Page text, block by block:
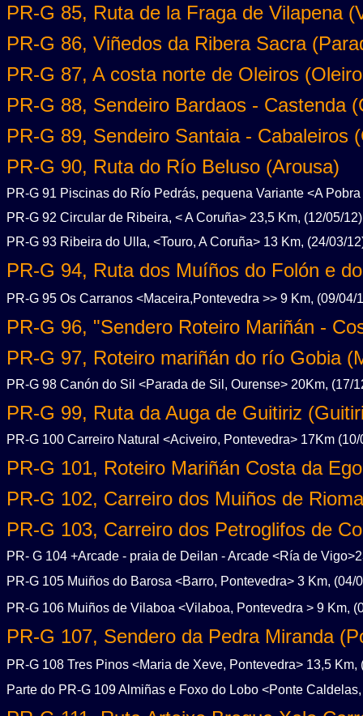
PR-G 85, Ruta de la Fraga de Vilapena
PR-G 86, Viñedos da Ribera Sacra
PR-G 87, A costa norte de Oleiros
PR-G 88, Sendeiro Bardaos - Castenda
PR-G 89, Sendeiro Santaia - Cabaleiros
PR-G 90, Ruta do Río Beluso (Arousa)
PR-G 91 Piscinas do Río Pedrás, pequena Variante <A
PR-G 92 Circular de Ribeira, < A Coruña> 23,5 Km, (12/05/
PR-G 93 Ribeira do Ulla, <Touro, A Coruña> 13 Km, (24/03/
PR-G 94, Ruta dos Muíños do Folón e
PR-G 95 Os Carranos <Maceira,Pontevedra >> 9 Km, (09/04/
PR-G 96, "Sendero Roteiro Mariñán -
PR-G 97, Roteiro mariñán do río Gobia
PR-G 98 Canón do Sil <Parada de Sil, Ourense> 20Km, (17/
PR-G 99, Ruta da Auga de Guitiriz
PR-G 100 Carreiro Natural <Aciveiro, Pontevedra> 17Km (10/
PR-G 101, Roteiro Mariñán Costa da
PR-G 102, Carreiro dos Muiños de
PR-G 103, Carreiro dos Petroglifos de
PR- G 104 +Arcade - praia de Deilan - Arcade <Ría de
PR-G 105 Muiños do Barosa <Barro, Pontevedra> 3 Km, (04/
PR-G 106 Muiños de Vilaboa <Vilaboa, Pontevedra > 9 Km,
PR-G 107, Sendero da Pedra Miranda
PR-G 108 Tres Pinos <Maria de Xeve, Pontevedra> 13,5
Parte do PR-G 109 Almiñas e Foxo do Lobo <Ponte